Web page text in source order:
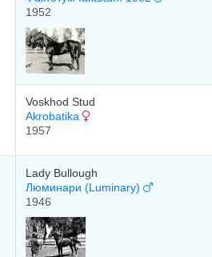
1952
Voskhod Stud
Akrobatika
1957
Lady Bullough
Люминари (Luminary)
1946